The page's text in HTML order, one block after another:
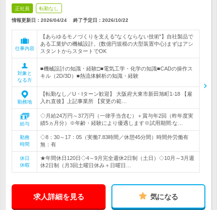
正社員 転勤なし
情報更新日：2026/04/24 終了予定日： 2026/10/22
仕事内容
【あらゆるモノづくりを支える"なくならない技術"】自社製品で
ある工業炉の機械設計。(数億円規模の大型装置中心)まずはアシ
スタントからスタートでOK
対象と
なる方
■機械設計の知識・経験□■電気工学・化学の知識■CADの操作ス
キル（2D/3D）■熱流体解析の知識・経験
勤務地
【転勤なし／U・Iターン歓迎】 大阪府大東市新田旭町1-18 【雇
入れ直後】上記事業所 【変更の範…
給与
◇月給24万円～37万円（一律手当含む）＋賞与年2回（昨年度実
績5ヵ月分）※年齢・経験により優遇します※試用期間:な…
勤務
時間
◇8：30～17：05（実働7.83時間／休憩45分間）時間外労働有
無：有
休日
休暇
★年間休日120日◇4～9月完全週休2日制（土日）◇10月～3月週
休2日制（月3回土曜日休み＋日曜日…
求人詳細を見る 気になる